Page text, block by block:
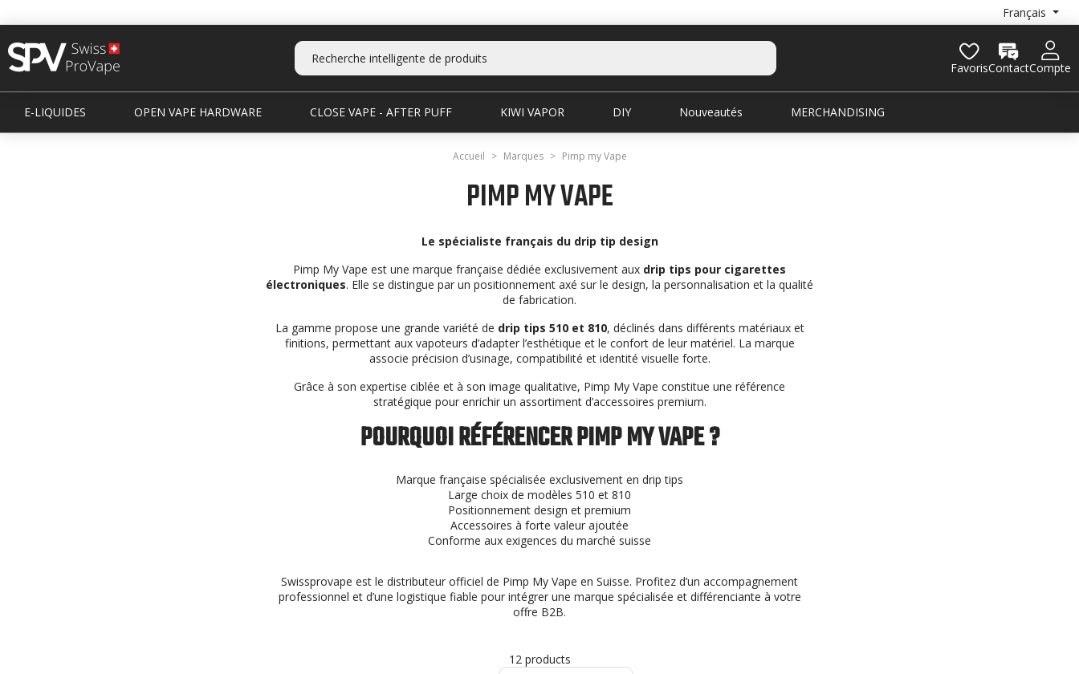
Français
ContactCompte
Favoris
E-LIQUIDES OPEN VAPE HARDWARE CLOSE VAPE - AFTER PUFF KIWI VAPOR DIY Nouveautés MERCHANDISING
Accueil Marques Pimp my Vape
PIMP MY VAPE
Le spécialiste français du drip tip design
Pimp My Vape est une marque française dédiée exclusivement aux drip tips pour cigarettes
électroniques. Elle se distingue par un positionnement axé sur le design, la personnalisation et la qualité
de fabrication.
La gamme propose une grande variété de drip tips 510 et 810, déclinés dans différents matériaux et
finitions, permettant aux vapoteurs d’adapter l’esthétique et le confort de leur matériel. La marque
associe précision d’usinage, compatibilité et identité visuelle forte.
Grâce à son expertise ciblée et à son image qualitative, Pimp My Vape constitue une référence
stratégique pour enrichir un assortiment d’accessoires premium.
POURQUOI RÉFÉRENCER PIMP MY VAPE ?
Marque française spécialisée exclusivement en drip tips
Large choix de modèles 510 et 810
Positionnement design et premium
Accessoires à forte valeur ajoutée
Conforme aux exigences du marché suisse
Swissprovape est le distributeur officiel de Pimp My Vape en Suisse. Profitez d’un accompagnement
professionnel et d’une logistique fiable pour intégrer une marque spécialisée et différenciante à votre
offre B2B.
12 products